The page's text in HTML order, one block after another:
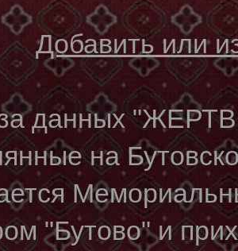
Добавить или
данных
на
"Бутово" и